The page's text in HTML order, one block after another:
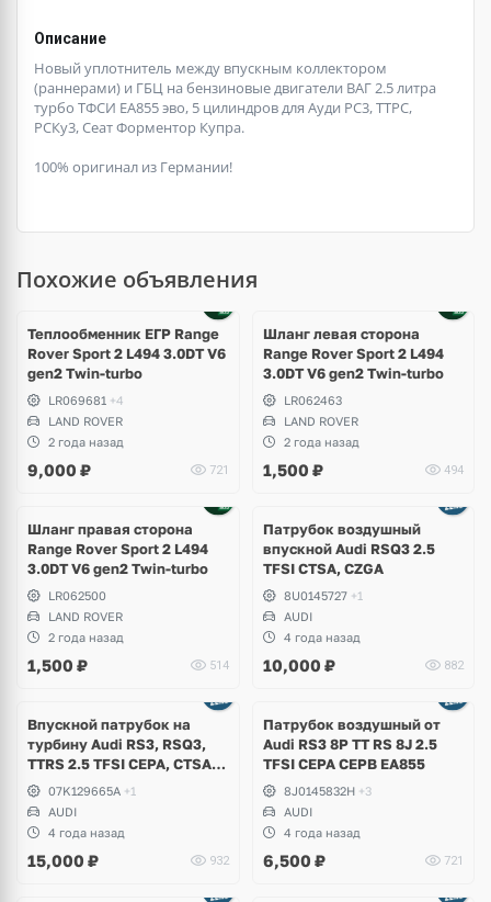
Описание
Новый уплотнитель между впускным коллектором
(раннерами) и ГБЦ на бензиновые двигатели ВАГ 2.5 литра
турбо ТФСИ ЕА855 эво, 5 цилиндров для Ауди РС3, ТТРС,
РСКу3, Сеат Форментор Купра.
100% оригинал из Германии!
Похожие объявления
Теплообменник ЕГР Range
Rover Sport 2 L494 3.0DT V6
gen2 Twin-turbo
LR069681 +4
LAND ROVER
2 года назад
9,000 ₽ 721
Шланг левая сторона
Range Rover Sport 2 L494
3.0DT V6 gen2 Twin-turbo
LR062463
LAND ROVER
2 года назад
1,500 ₽ 494
Шланг правая сторона
Range Rover Sport 2 L494
3.0DT V6 gen2 Twin-turbo
LR062500
LAND ROVER
2 года назад
1,500 ₽ 514
Патрубок воздушный
впускной Audi RSQ3 2.5
TFSI CTSA, CZGA
8U0145727 +1
AUDI
4 года назад
10,000 ₽ 882
Впускной патрубок на
турбину Audi RS3, RSQ3,
TTRS 2.5 TFSI CEPA, CTSA,
CZGA, CZGB
07K129665A +1
AUDI
4 года назад
15,000 ₽ 932
Патрубок воздушный от
Аudi RS3 8P TT RS 8J 2.5
TFSI CEPA CEPB EA855
8J0145832H +3
AUDI
4 года назад
6,500 ₽ 721